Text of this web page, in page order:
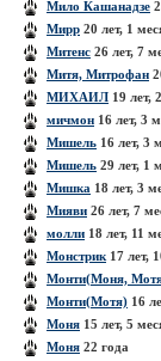
Мило Кашанадзе
Мирр 20 лет, 1
Митенс 26 лет, 7
Митя, Митрофан
МИХАИЛ 19 лет,
мичмон 16 лет, 3
Мишель 16 лет, 3
Мишель 29 лет, 1
Мишка 18 лет, 3
Мияви 26 лет, 7
молли 18 лет, 11
Монстрик 17 лет,
Монти(Моня,
Монти(Мотя) 16
Моня 15 лет, 5
Моня 22 года